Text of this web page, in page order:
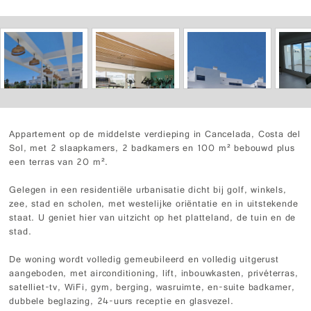
Appartement op de middelste verdieping in Cancelada, Costa del
Sol, met 2 slaapkamers, 2 badkamers en 100 m² bebouwd plus
een terras van 20 m².
Gelegen in een residentiële urbanisatie dicht bij golf, winkels,
zee, stad en scholen, met westelijke oriëntatie en in uitstekende
staat. U geniet hier van uitzicht op het platteland, de tuin en de
stad.
De woning wordt volledig gemeubileerd en volledig uitgerust
aangeboden, met airconditioning, lift, inbouwkasten, privéterras,
satelliet-tv, WiFi, gym, berging, wasruimte, en-suite badkamer,
dubbele beglazing, 24-uurs receptie en glasvezel.